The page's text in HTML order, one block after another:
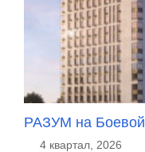
РАЗУМ на Боевой
4 квартал, 2026